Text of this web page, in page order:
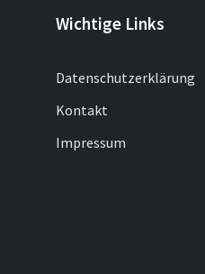
Wichtige Links
Datenschutzerklärung
Kontakt
Impressum